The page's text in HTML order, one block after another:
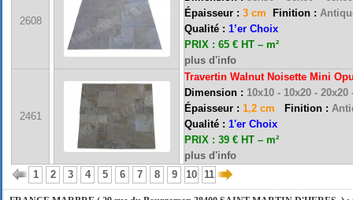
2608
Épaisseur : 3 cm Finition :
Qualité : 1’er Choix
PRIX : 65 € HT – m²
plus d'info
2461
Travertin Walnut Noisette Mini
Dimension : 10x10 - 10x20 - 20x20
Épaisseur : 1,2 cm Finition :
Qualité : 1'er Choix
PRIX : 39 € HT – m²
plus d'info
1
2 3 4 5 6 7 8 9 10 11
FRANCE MARBRE 13 ( 13680 LANCON PROVENCE ): Ouvert du mardi au
FRANCE MARBRE 84 ( 84600 VALREAS ): Ouvert du mardi au samedi inclus de
FERMETURE POUR CONGES ANNUELS : Nous serons fermés du 10 au 31
vous répondrons dans les meilleurs délais. Nous aurons le plaisir de vous